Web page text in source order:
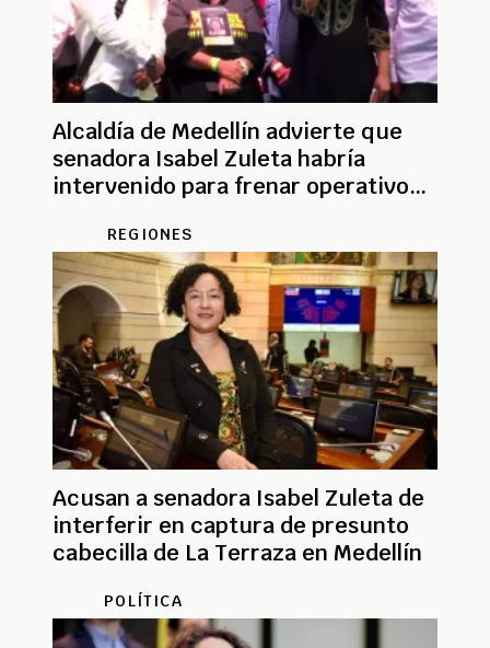
Alcaldía de Medellín advierte que
senadora Isabel Zuleta habría
intervenido para frenar operativo
REGIONES
Acusan a senadora Isabel Zuleta de
interferir en captura de presunto
cabecilla de La Terraza en Medellín
POLÍTICA